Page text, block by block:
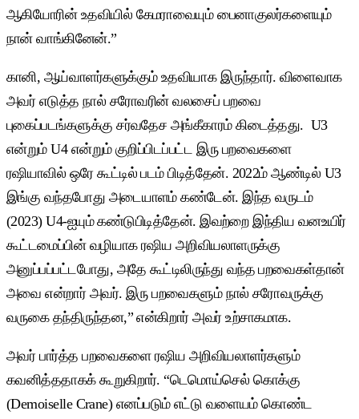
ஆகியோரின் உதவியில் கேமராவையும் பைனாகுலர்களையும்
நான் வாங்கினேன்.”
கானி, ஆய்வாளர்களுக்கும் உதவியாக இருந்தார். விளைவாக
அவர் எடுத்த நால் சரோவரின் வலசைப் பறவை
புகைப்படங்களுக்கு சர்வதேச அங்கீகாரம் கிடைத்தது. U3
என்றும் U4 என்றும் குறிப்பிடப்பட்ட இரு பறவைகளை
ரஷியாவில் ஒரே கூட்டில் படம் பிடித்தேன். 2022ம் ஆண்டில் U3
இங்கு வந்தபோது அடையாளம் கண்டேன். இந்த வருடம்
(2023) U4-ஐயும் கண்டுபிடித்தேன். இவற்றை இந்திய வனஉயிர்
கூட்டமைப்பின் வழியாக ரஷிய அறிவியலாளருக்கு
அனுப்பப்பட்டபோது, அதே கூட்டிலிருந்து வந்த பறவைகள்தான்
அவை என்றார் அவர். இரு பறவைகளும் நால் சரோவருக்கு
வருகை தந்திருந்தன,” என்கிறார் அவர் உற்சாகமாக.
அவர் பார்த்த பறவைகளை ரஷிய அறிவியலாளர்களும்
கவனித்ததாகக் கூறுகிறார். “டெமொய்செல் கொக்கு
(Demoiselle Crane) எனப்படும் எட்டு வளையம் கொண்ட